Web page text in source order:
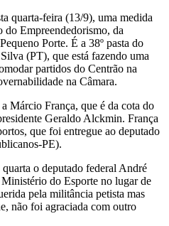
quarta-feira (13/9), uma medida
Empreendedorismo, da
Porte. É a 38º pasta do
(PT), que está fazendo uma
partidos do Centrão na
na Câmara.
Márcio França, que é da cota do
Geraldo Alckmin. França
que foi entregue ao deputado
PE).
o deputado federal André
do Esporte no lugar de
pela militância petista mas
não foi agraciada com outro